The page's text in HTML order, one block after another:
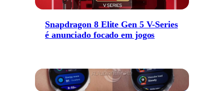
Snapdragon 8 Elite Gen 5 V-Series
é anunciado focado em jogos